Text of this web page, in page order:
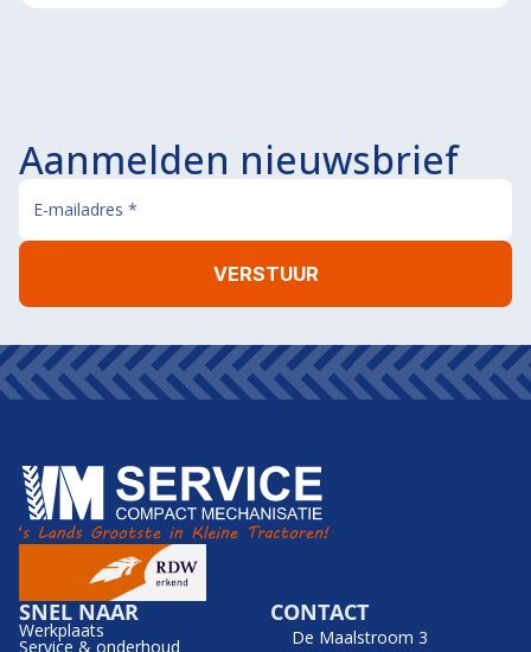
Aanmelden nieuwsbrief
SNEL NAAR
Werkplaats
Service & onderhoud
CONTACT
De Maalstroom 3